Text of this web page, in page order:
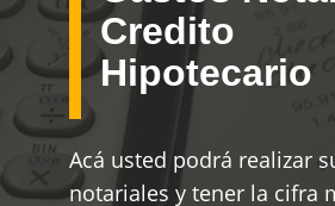
Credito
Hipotecario
Acá usted podrá realizar
notariales y tener la cifra